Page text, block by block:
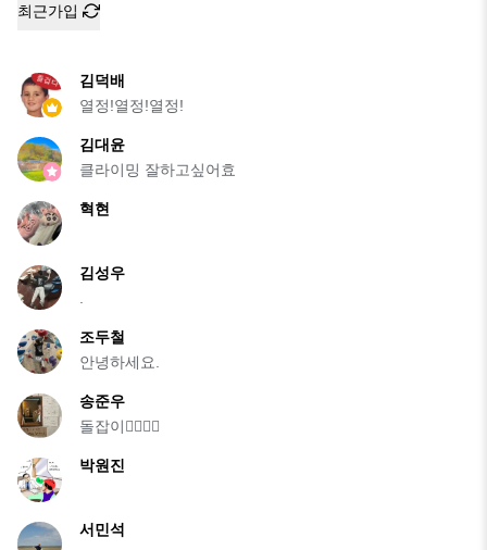
최근가입
김덕배
열정!열정!열정!
김대윤
클라이밍 잘하고싶어효
혁현
김성우
조두철
안녕하세요.
송준우
돌잡이🧗‍♂️🧗‍♂️
박원진
서민석